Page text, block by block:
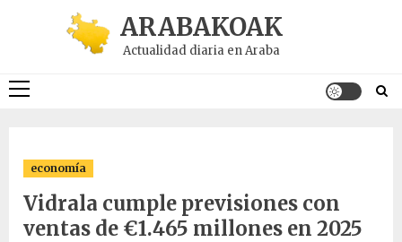
ARABAKOAK
Actualidad diaria en Araba
Menú
economía
Vidrala cumple previsiones con
ventas de €1.465 millones en 2025